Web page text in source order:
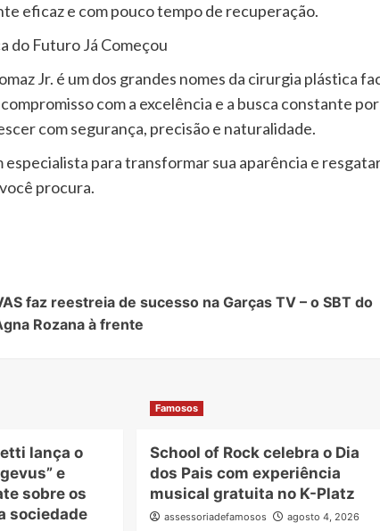
eficaz e com pouco tempo de recuperação.
do Futuro Já Começou
Jr. é um dos grandes nomes da cirurgia plástica
com a excelência e a busca constante
com segurança, precisão e naturalidade.
especialista para transformar sua aparência e
procura.
faz reestreia de sucesso na Garças TV – o SBT do
Rozana à frente
lança o
e
sobre os
sociedade
Famosos
School of Rock celebra o Dia
dos Pais com experiência
musical gratuita no K-Platz
assessoriadefamosos agosto 4, 2026